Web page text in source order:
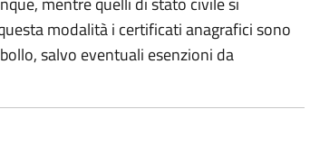
modalità i certificati anagrafici sono
salvo eventuali esenzioni da